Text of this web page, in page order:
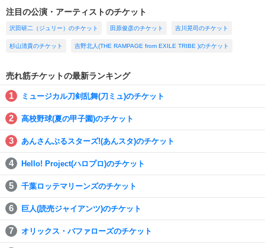
注目の公演・アーティストのチケット
沢田研二（ジュリー）のチケット 田原俊彦のチケット 吉川晃司のチケット
杉山清貴のチケット 吉野北人(THE RAMPAGE from EXILE TRIBE )のチケット
売れ筋チケットの最新ランキング
ミュージカル刀剣乱舞(刀ミュ)のチケット
高校野球(夏の甲子園)のチケット
あんさんぶるスターズ!(あんスタ)のチケット
Hello! Project(ハロプロ)のチケット
千葉ロッテマリーンズのチケット
巨人(読売ジャイアンツ)のチケット
オリックス・バファローズのチケット